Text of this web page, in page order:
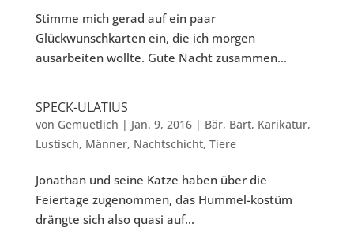
Stimme mich gerad auf ein paar
Glückwunschkarten ein, die ich morgen
ausarbeiten wollte. Gute Nacht zusammen...
SPECK-ULATIUS
von Gemuetlich | Jan. 9, 2016| Bär, Bart, Karikatur,
Lustisch, Männer, Nachtschicht, Tiere
Jonathan und seine Katze haben über die
Feiertage zugenommen, das Hummel-kostüm
drängte sich also quasi auf...